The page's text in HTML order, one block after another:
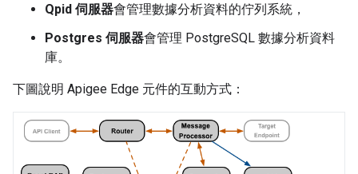
Qpid 伺服器會管理數據分析資料的佇列系統，
Postgres 伺服器會管理 PostgreSQL 數據分析資料
庫。
下圖說明 Apigee Edge 元件的互動方式：